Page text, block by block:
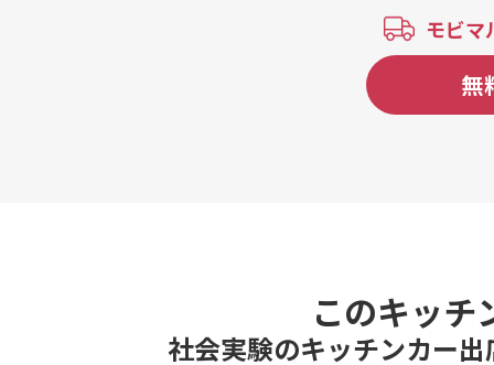
レンジマンゴーミルク、 ごろっとベリ
ーミルク、濃厚タピオカミルクティ
ー、ビール 600円、ビール、レモンサ
ワー、ハイボール、お茶ハイ、ラム
ネ、コーラ、プレミアムナッツアサイ
モビマ
無
このキッチ
社会実験のキッチンカー出